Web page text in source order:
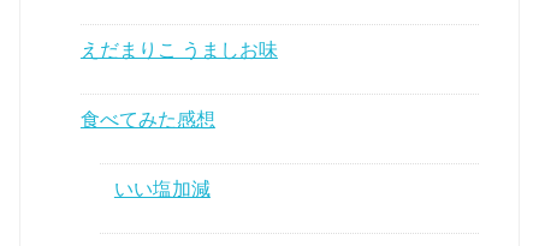
えだまりこ うましお味
食べてみた感想
いい塩加減